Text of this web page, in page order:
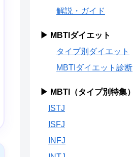
解説・ガイド
▶ MBTIダイエット
タイプ別ダイエット
MBTIダイエット診断
▶ MBTI（タイプ別特集）
ISTJ
ISFJ
INFJ